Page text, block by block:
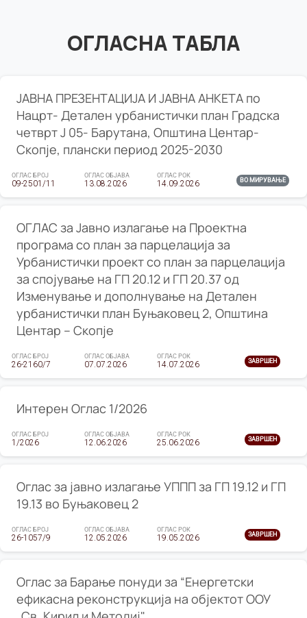
ОГЛАСНА ТАБЛА
ЈАВНА ПРЕЗЕНТАЦИЈА И ЈАВНА АНКЕТА по
Нацрт- Детален урбанистички план Градска
четврт Ј 05- Барутана, Општина Центар-
Скопје, плански период 2025-2030
ОГЛАС БРОЈ
09-2501/11
ОГЛАС ОБЈАВА
13.08.2026
ОГЛАС РОК
14.09.2026 ВО МИРУВАЊЕ
ОГЛАС за Јавно излагање на Проектна
програма со план за парцелација за
Урбанистички проект со план за парцелација
за спојување на ГП 20.12 и ГП 20.37 од
Изменување и дополнување на Детален
урбанистички план Буњаковец 2, Општина
Центар – Скопје
ОГЛАС БРОЈ
26-2160/7
ОГЛАС ОБЈАВА
07.07.2026
ОГЛАС РОК
14.07.2026 ЗАВРШЕН
Интерен Оглас 1/2026
ОГЛАС БРОЈ
1/2026
ОГЛАС ОБЈАВА
12.06.2026
ОГЛАС РОК
25.06.2026 ЗАВРШЕН
Оглас за јавно излагање УППП за ГП 19.12 и ГП
19.13 во Буњаковец 2
ОГЛАС БРОЈ
26-1057/9
ОГЛАС ОБЈАВА
12.05.2026
ОГЛАС РОК
19.05.2026 ЗАВРШЕН
Оглас за Барање понуди за “Енергетски
ефикасна реконструкција на објектот ООУ